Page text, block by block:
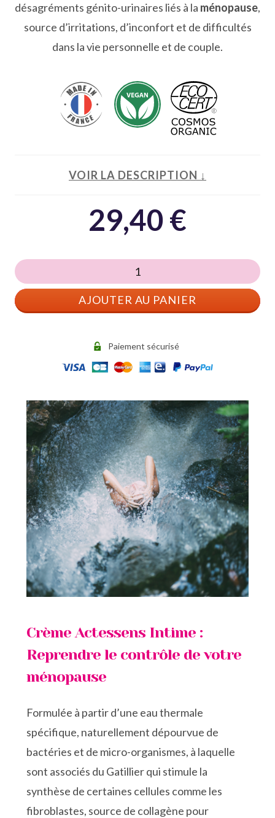
désagréments génito-urinaires liés à la ménopause,
source d’irritations, d’inconfort et de difficultés
dans la vie personnelle et de couple.
VOIR LA DESCRIPTION ↓
29,40€
quantité
de
Actessens
AJOUTER AU PANIER
Paiement sécurisé
Crème Actessens Intime :
Reprendre le contrôle de votre
ménopause
Formulée à partir d’une eau thermale
spécifique, naturellement dépourvue de
bactéries et de micro-organismes, à laquelle
sont associés du Gatillier qui stimule la
synthèse de certaines cellules comme les
fibroblastes, source de collagène pour